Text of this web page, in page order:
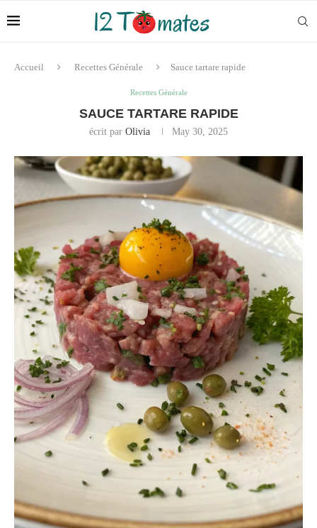
Accueil Recettes Générale Sauce tartare rapide
Recettes Générale
SAUCE TARTARE RAPIDE
écrit par Olivia May 30, 2025